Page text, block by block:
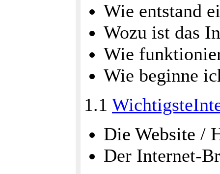
Wie entstand
Wozu ist das
Wie
Wie beginne
1.1
Die Website /
Der Internet-